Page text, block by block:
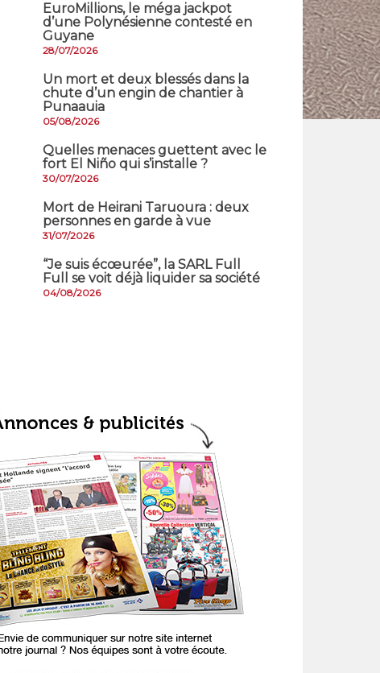
EuroMillions, ​le méga jackpot
d’une Polynésienne contesté en
Guyane
28/07/2026
​Un mort et deux blessés dans la
chute d’un engin de chantier à
Punaauia
05/08/2026
Quelles menaces guettent avec le
fort El Niño qui s’installe ?
30/07/2026
Mort de Heirani Taruoura : deux
personnes en garde à vue
31/07/2026
​“Je suis écœurée”, la SARL Full
Full se voit déjà liquider sa société
04/08/2026